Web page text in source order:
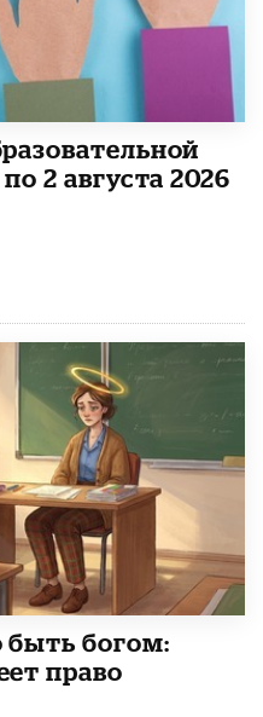
2 августа 2026
быть богом:
право